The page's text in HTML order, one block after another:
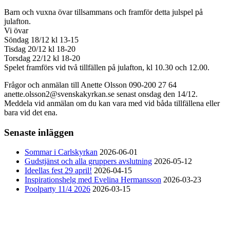
Barn och vuxna övar tillsammans och framför detta julspel på
julafton.
Vi övar
Söndag 18/12 kl 13-15
Tisdag 20/12 kl 18-20
Torsdag 22/12 kl 18-20
Spelet framförs vid två tillfällen på julafton, kl 10.30 och 12.00.
Frågor och anmälan till Anette Olsson 090-200 27 64
anette.olsson2@svenskakyrkan.se senast onsdag den 14/12.
Meddela vid anmälan om du kan vara med vid båda tillfällena eller
bara vid det ena.
Senaste inläggen
Sommar i Carlskyrkan 2026-06-01
Gudstjänst och alla gruppers avslutning 2026-05-12
Ideellas fest 29 april! 2026-04-15
Inspirationshelg med Evelina Hermansson 2026-03-23
Poolparty 11/4 2026 2026-03-15